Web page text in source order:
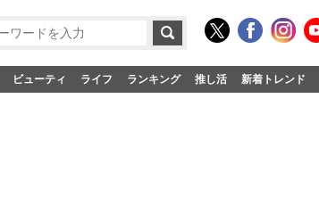
ビューティ ライフ ランキング 推し活 新着トレンド